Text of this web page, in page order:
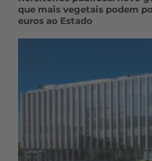
que mais vegetais podem
euros ao Estado